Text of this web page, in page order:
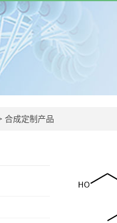
合成定制产品